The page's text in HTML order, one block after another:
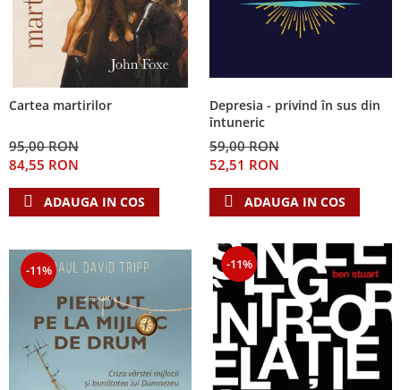
Cartea martirilor
95,00 RON
84,55 RON
ADAUGA IN COS
Depresia - privind în sus din
întuneric
59,00 RON
52,51 RON
ADAUGA IN COS
-11% -11%